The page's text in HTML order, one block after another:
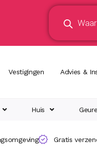
Vestigingen Advies &
Huis
Gratis